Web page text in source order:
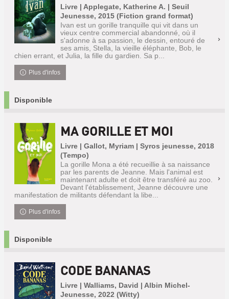
Livre | Applegate, Katherine A. | Seuil
Jeunesse, 2015 (Fiction grand format)
Ivan est un gorille tranquille qui vit dans un
vieux centre commercial abandonné, où il
s'adonne à sa passion, le dessin, entouré de
ses amis, Stella, la vieille éléphante, Bob, le
chien errant, et Julia, la fille du gardien. Sa p...
Plus d'infos
Disponible
MA GORILLE ET MOI
Livre | Gallot, Myriam | Syros jeunesse, 2018
(Tempo)
La gorille Mona a été recueillie à sa naissance
par les parents de Jeanne. Mais l'animal est
maintenant adulte et doit être transféré au zoo.
Devant l'établissement, Jeanne découvre une
manifestation de militants défendant la libe...
Plus d'infos
Disponible
CODE BANANAS
Livre | Walliams, David | Albin Michel-
Jeunesse, 2022 (Witty)